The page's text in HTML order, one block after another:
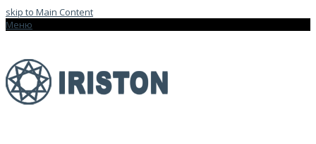
skip to Main Content
Меню